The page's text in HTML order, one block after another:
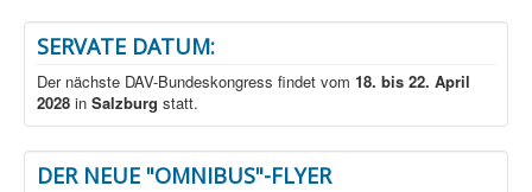
SERVATE DATUM:
Der nächste DAV-Bundeskongress findet vom 18. bis 22. April
2028 in Salzburg statt.
DER NEUE "OMNIBUS"-FLYER